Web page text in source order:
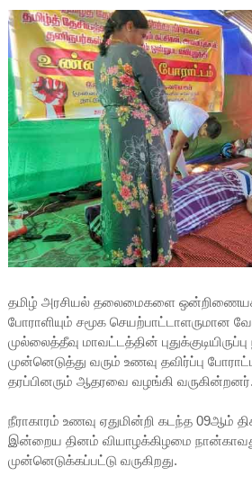
தமிழ் அரசியல் தலைமைகளை
போராளியும் சமூக செயற்பாட்டாளருமான
முல்லைத்தீவு மாவட்டத்தின்
முன்னெடுத்து வரும் உணவு தவிர்ப்பு
தரப்பினரும் ஆதரவை வழங்கி வருகின்றனர்.
நீராகாரம் உணவு ஏதுமின்றி கடந்த 09ஆம்
இன்றைய தினம் வியாழக்கிழமை
முன்னெடுக்கப்பட்டு வருகிறது.